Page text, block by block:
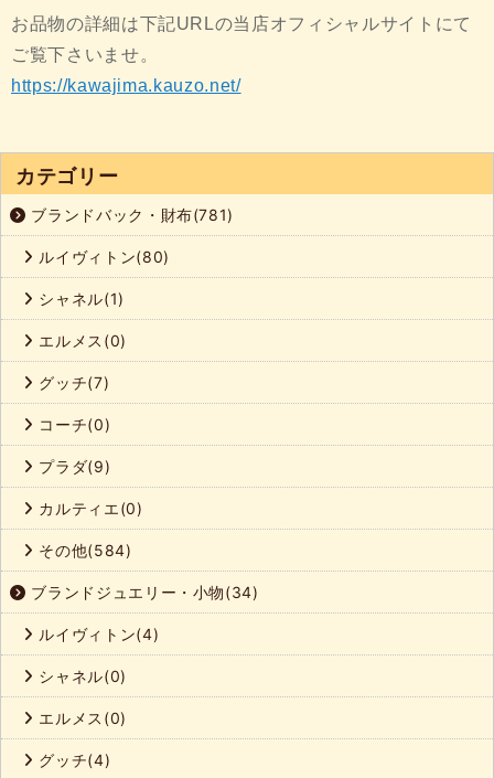
お品物の詳細は下記URLの当店オフィシャルサイトにて
ご覧下さいませ。
https://kawajima.kauzo.net/
カテゴリー
ブランドバック・財布(781)
ルイヴィトン(80)
シャネル(1)
エルメス(0)
グッチ(7)
コーチ(0)
プラダ(9)
カルティエ(0)
その他(584)
ブランドジュエリー・小物(34)
ルイヴィトン(4)
シャネル(0)
エルメス(0)
グッチ(4)